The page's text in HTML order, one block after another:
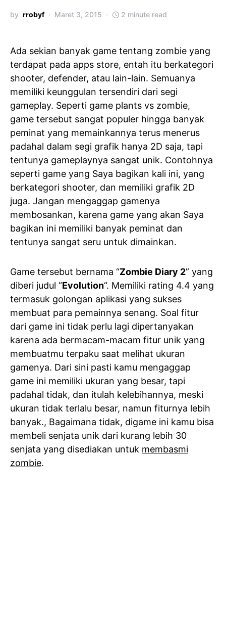
by rrobyf Maret 3, 2015 2 minute read
Ada sekian banyak game tentang zombie yang
terdapat pada apps store, entah itu berkategori
shooter, defender, atau lain-lain. Semuanya
memiliki keunggulan tersendiri dari segi
gameplay. Seperti game plants vs zombie,
game tersebut sangat populer hingga banyak
peminat yang memainkannya terus menerus
padahal dalam segi grafik hanya 2D saja, tapi
tentunya gameplaynya sangat unik. Contohnya
seperti game yang Saya bagikan kali ini, yang
berkategori shooter, dan memiliki grafik 2D
juga. Jangan mengaggap gamenya
membosankan, karena game yang akan Saya
bagikan ini memiliki banyak peminat dan
tentunya sangat seru untuk dimainkan.
Game tersebut bernama “Zombie Diary 2” yang
diberi judul “Evolution“. Memiliki rating 4.4 yang
termasuk golongan aplikasi yang sukses
membuat para pemainnya senang. Soal fitur
dari game ini tidak perlu lagi dipertanyakan
karena ada bermacam-macam fitur unik yang
membuatmu terpaku saat melihat ukuran
gamenya. Dari sini pasti kamu mengaggap
game ini memiliki ukuran yang besar, tapi
padahal tidak, dan itulah kelebihannya, meski
ukuran tidak terlalu besar, namun fiturnya lebih
banyak., Bagaimana tidak, digame ini kamu bisa
membeli senjata unik dari kurang lebih 30
senjata yang disediakan untuk membasmi
zombie.